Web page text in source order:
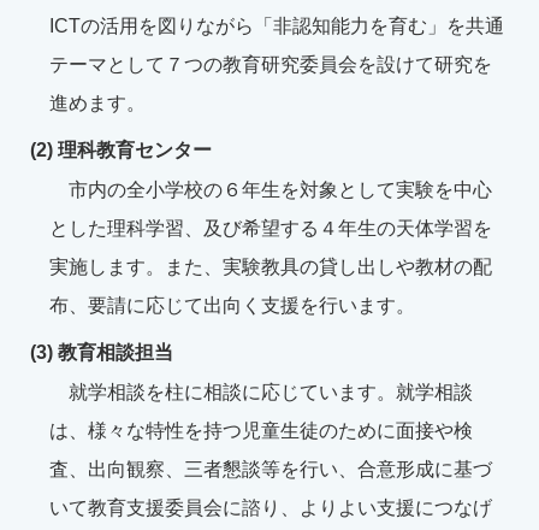
ICTの活用を図りながら「非認知能力を育む」を共通
テーマとして７つの教育研究委員会を設けて研究を
進めます。
(2) 理科教育センター
市内の全小学校の６年生を対象として実験を中心
とした理科学習、及び希望する４年生の天体学習を
実施します。また、実験教具の貸し出しや教材の配
布、要請に応じて出向く支援を行います。
(3) 教育相談担当
就学相談を柱に相談に応じています。就学相談
は、様々な特性を持つ児童生徒のために面接や検
査、出向観察、三者懇談等を行い、合意形成に基づ
いて教育支援委員会に諮り、よりよい支援につなげ